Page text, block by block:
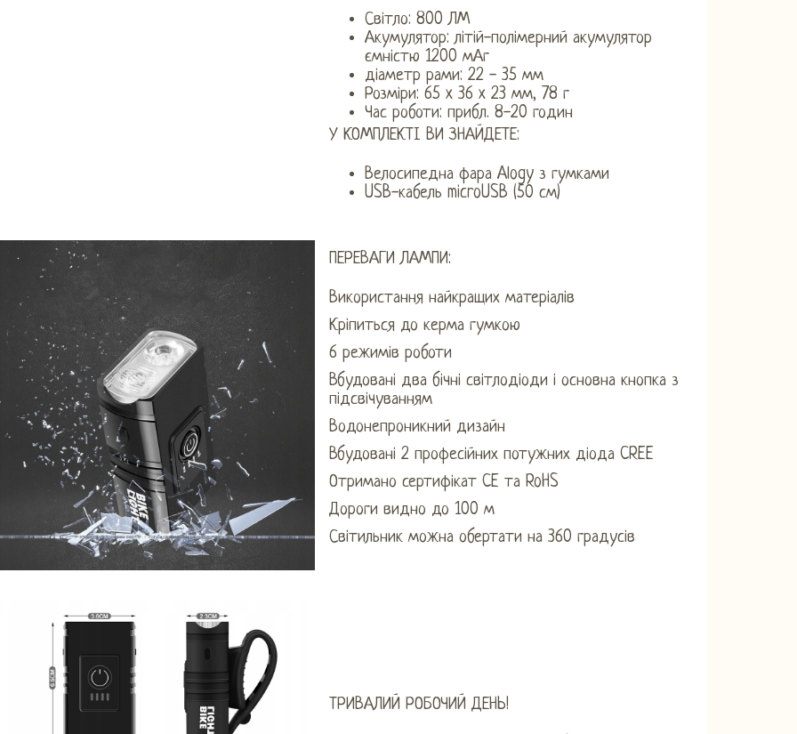
Світло: 800 ЛМ
Акумулятор: літій-полімерний акумулятор
ємністю 1200 мАг
діаметр рами: 22 - 35 мм
Розміри: 65 x 36 x 23 мм, 78 г
Час роботи: прибл. 8-20 годин
У КОМПЛЕКТІ ВИ ЗНАЙДЕТЕ:
Велосипедна фара Alogy з гумками
USB-кабель microUSB (50 см)
ПЕРЕВАГИ ЛАМПИ:
Використання найкращих матеріалів
Кріпиться до керма гумкою
6 режимів роботи
Вбудовані два бічні світлодіоди і основна кнопка з
підсвічуванням
Водонепроникний дизайн
Вбудовані 2 професійних потужних діода CREE
Отримано сертифікат CE та RoHS
Дороги видно до 100 м
Світильник можна обертати на 360 градусів
ТРИВАЛИЙ РОБОЧИЙ ДЕНЬ!